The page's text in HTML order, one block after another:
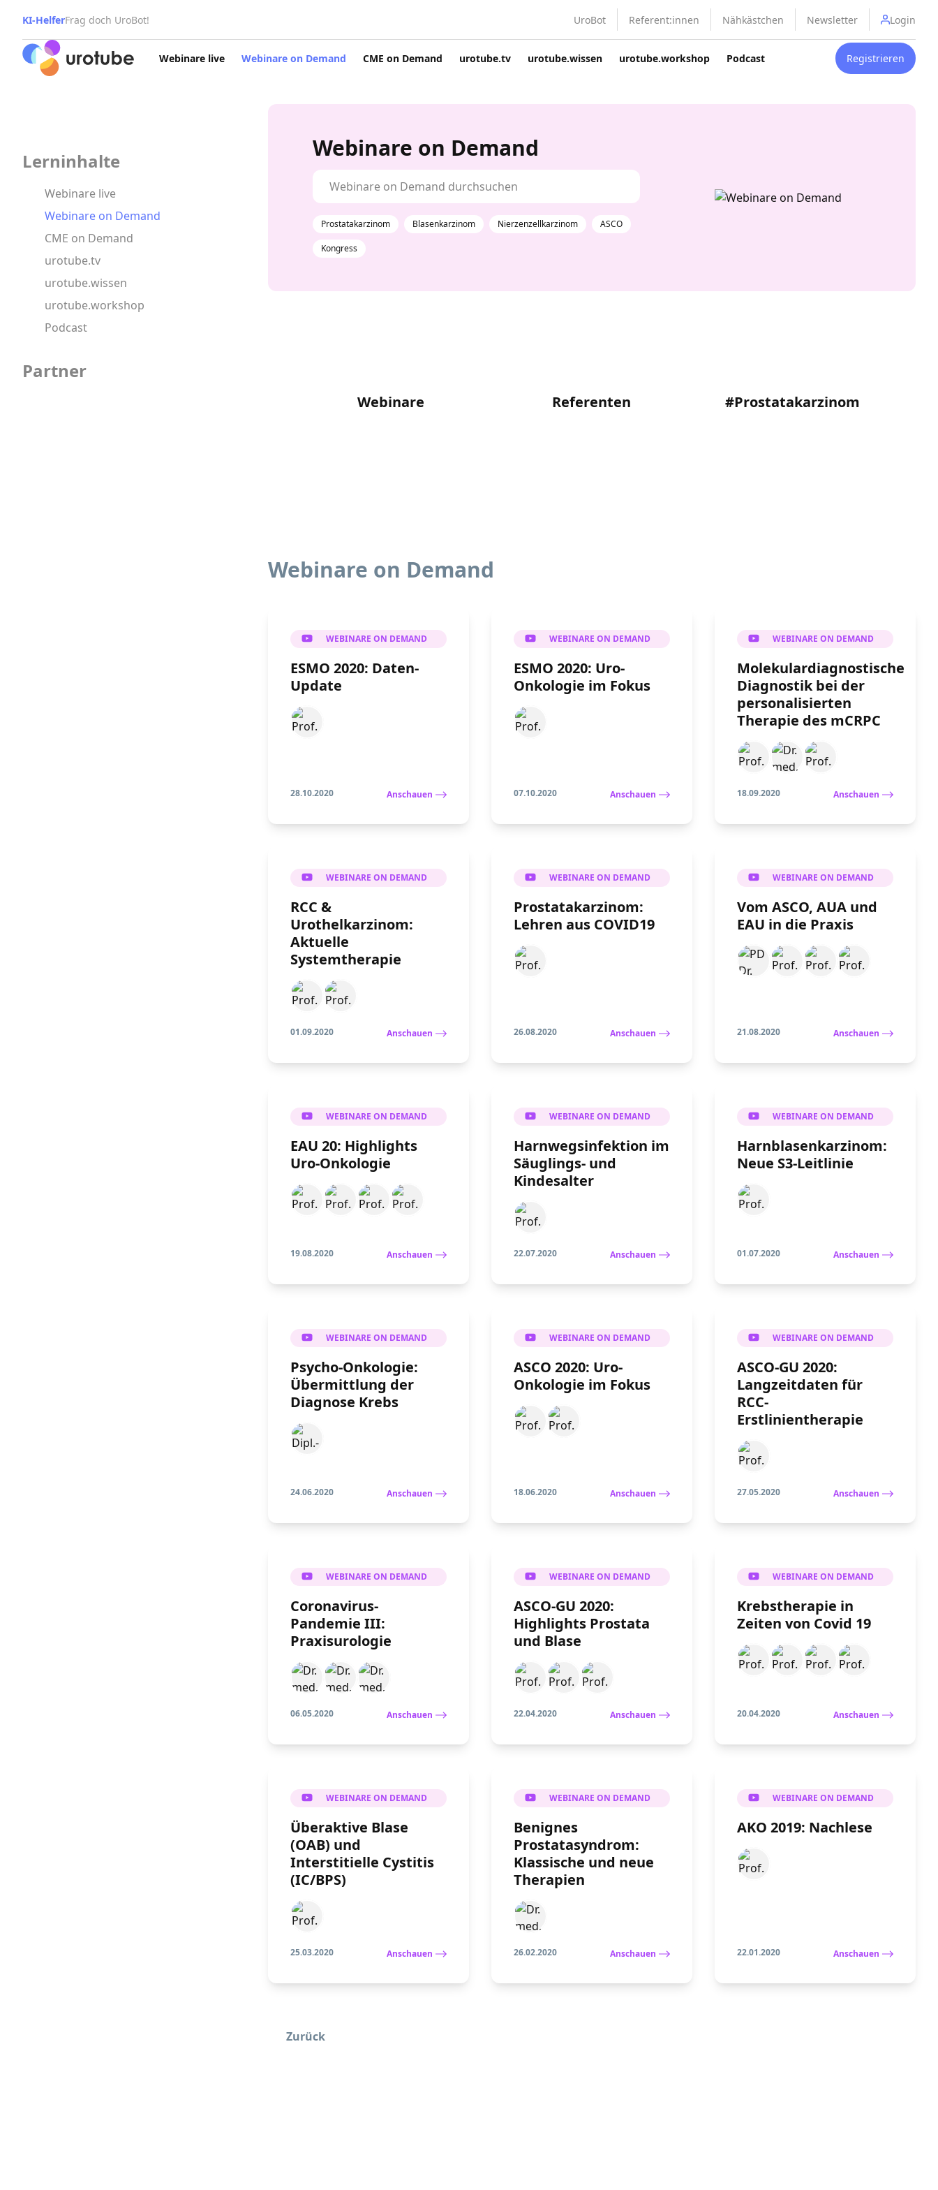
KI-HelferFrag doch UroBot! UroBot Referent:innen Nähkästchen Newsletter Login
Click here to go back to frontpage
Webinare live Webinare on Demand CME on Demand urotube.tv urotube.wissen urotube.workshop Podcast Registrieren
Lerninhalte
Webinare live
Webinare on Demand
CME on Demand
urotube.tv
urotube.wissen
urotube.workshop
Podcast
Partner
Webinare on Demand
Webinare on Demand
Prostatakarzinom Blasenkarzinom Nierzenzellkarzinom ASCO
Kongress
Webinare Referenten #Prostatakarzinom
Webinare on Demand
WEBINARE ON DEMAND
ESMO 2020: Daten-
Update
28.10.2020 Anschauen
WEBINARE ON DEMAND
ESMO 2020: Uro-
Onkologie im Fokus
07.10.2020 Anschauen
WEBINARE ON DEMAND
Molekulardiagnostische
Diagnostik bei der
personalisierten
Therapie des mCRPC
18.09.2020 Anschauen
WEBINARE ON DEMAND
RCC &
Urothelkarzinom:
Aktuelle
Systemtherapie
01.09.2020 Anschauen
WEBINARE ON DEMAND
Prostatakarzinom:
Lehren aus COVID19
26.08.2020 Anschauen
WEBINARE ON DEMAND
Vom ASCO, AUA und
EAU in die Praxis
21.08.2020 Anschauen
WEBINARE ON DEMAND
EAU 20: Highlights
Uro-Onkologie
19.08.2020 Anschauen
WEBINARE ON DEMAND
Harnwegsinfektion im
Säuglings- und
Kindesalter
22.07.2020 Anschauen
WEBINARE ON DEMAND
Harnblasenkarzinom:
Neue S3-Leitlinie
01.07.2020 Anschauen
WEBINARE ON DEMAND
Psycho-Onkologie:
Übermittlung der
Diagnose Krebs
24.06.2020 Anschauen
WEBINARE ON DEMAND
ASCO 2020: Uro-
Onkologie im Fokus
18.06.2020 Anschauen
WEBINARE ON DEMAND
ASCO-GU 2020:
Langzeitdaten für
RCC-
Erstlinientherapie
27.05.2020 Anschauen
WEBINARE ON DEMAND
Coronavirus-
Pandemie III:
Praxisurologie
06.05.2020 Anschauen
WEBINARE ON DEMAND
ASCO-GU 2020:
Highlights Prostata
und Blase
22.04.2020 Anschauen
WEBINARE ON DEMAND
Krebstherapie in
Zeiten von Covid 19
20.04.2020 Anschauen
WEBINARE ON DEMAND
Überaktive Blase
(OAB) und
Interstitielle Cystitis
(IC/BPS)
25.03.2020 Anschauen
WEBINARE ON DEMAND
Benignes
Prostatasyndrom:
Klassische und neue
Therapien
26.02.2020 Anschauen
WEBINARE ON DEMAND
AKO 2019: Nachlese
22.01.2020 Anschauen
Zurück